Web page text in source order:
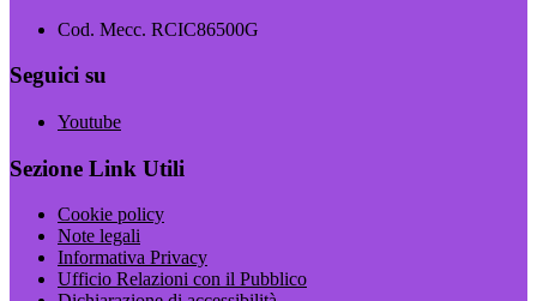
Cod. Mecc. RCIC86500G
Seguici su
Youtube
Sezione Link Utili
Cookie policy
Note legali
Informativa Privacy
Ufficio Relazioni con il Pubblico